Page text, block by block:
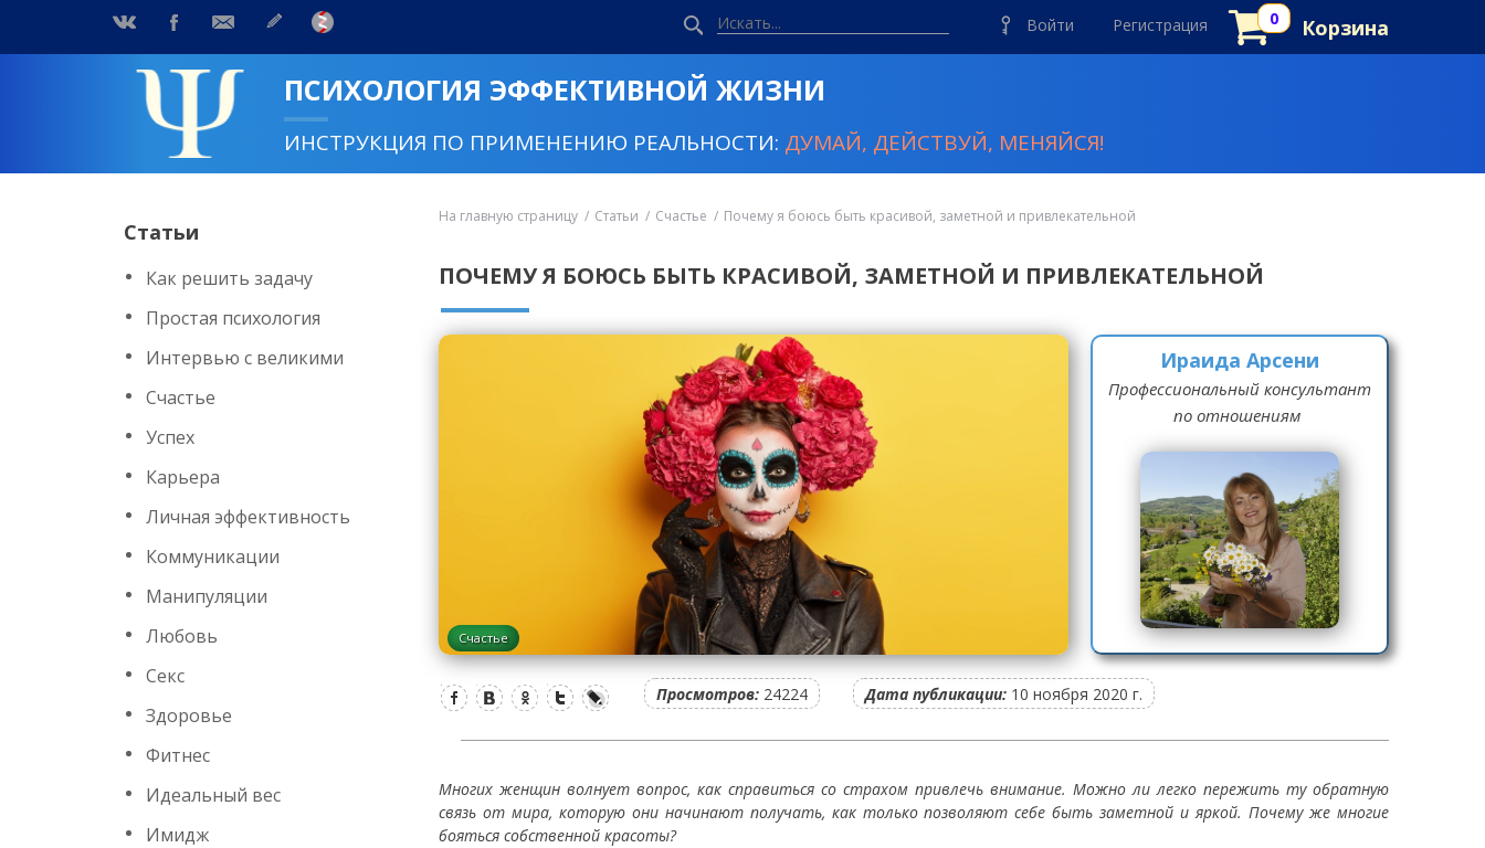
Войти Регистрация Корзина
ПСИХОЛОГИЯ ЭФФЕКТИВНОЙ ЖИЗНИ
ИНСТРУКЦИЯ ПО ПРИМЕНЕНИЮ РЕАЛЬНОСТИ: ДУМАЙ, ДЕЙСТВУЙ, МЕНЯЙСЯ!
Статьи
Как решить задачу
Простая психология
Интервью с великими
Счастье
Успех
Карьера
Личная эффективность
Коммуникации
Манипуляции
Любовь
Секс
Здоровье
Фитнес
Идеальный вес
Имидж
На главную страницу Статьи Счастье Почему я боюсь быть красивой, заметной и привлекательной
ПОЧЕМУ Я БОЮСЬ БЫТЬ КРАСИВОЙ, ЗАМЕТНОЙ И ПРИВЛЕКАТЕЛЬНОЙ
Счастье
Ираида Арсени
Профессиональный консультант
по отношениям
Просмотров: 24224 Дата публикации: 10 ноября 2020 г.
Многих женщин волнует вопрос, как справиться со страхом привлечь внимание. Можно ли легко пережить ту обратную
связь от мира, которую они начинают получать, как только позволяют себе быть заметной и яркой. Почему же многие
бояться собственной красоты?